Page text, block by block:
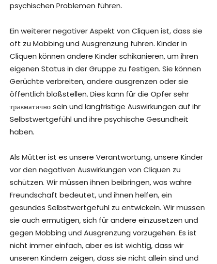
psychischen Problemen führen.
Ein weiterer negativer Aspekt von Cliquen ist, dass sie
oft zu Mobbing und Ausgrenzung führen. Kinder in
Cliquen können andere Kinder schikanieren, um ihren
eigenen Status in der Gruppe zu festigen. Sie können
Gerüchte verbreiten, andere ausgrenzen oder sie
öffentlich bloßstellen. Dies kann für die Opfer sehr
травматично sein und langfristige Auswirkungen auf ihr
Selbstwertgefühl und ihre psychische Gesundheit
haben.
Als Mütter ist es unsere Verantwortung, unsere Kinder
vor den negativen Auswirkungen von Cliquen zu
schützen. Wir müssen ihnen beibringen, was wahre
Freundschaft bedeutet, und ihnen helfen, ein
gesundes Selbstwertgefühl zu entwickeln. Wir müssen
sie auch ermutigen, sich für andere einzusetzen und
gegen Mobbing und Ausgrenzung vorzugehen. Es ist
nicht immer einfach, aber es ist wichtig, dass wir
unseren Kindern zeigen, dass sie nicht allein sind und